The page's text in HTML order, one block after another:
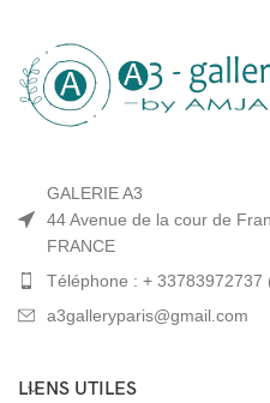
GALERIE A3
44 Avenue de la cour de
FRANCE
Téléphone : + 33783972737
a3galleryparis@gmail.com
LIENS UTILES